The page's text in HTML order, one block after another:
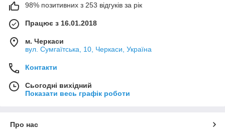
98% позитивних з 253 відгуків за рік
Працює з 16.01.2018
м. Черкаси
вул. Сумгаїтська, 10, Черкаси, Україна
Контакти
Сьогодні вихідний
Показати весь графік роботи
Про нас